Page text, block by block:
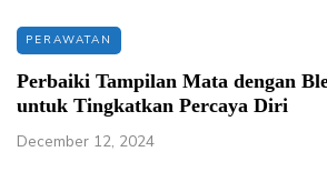
PERAWATAN
Perbaiki Tampilan Mata dengan
untuk Tingkatkan Percaya Diri
December 12, 2024